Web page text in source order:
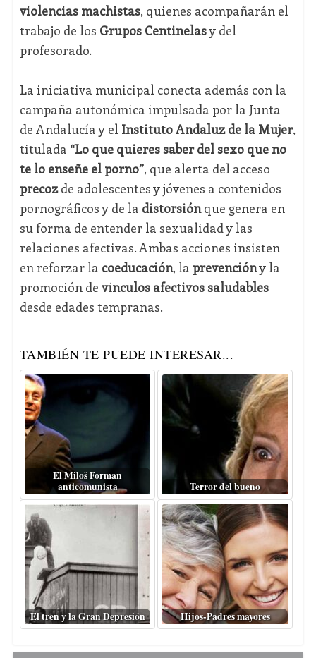
violencias machistas, quienes acompañarán el
trabajo de los Grupos Centinelasy del
profesorado.
La iniciativa municipal conecta además con la
campaña autonómica impulsada por la Junta
de Andalucía y el Instituto Andaluz de la Mujer,
titulada “Lo que quieres saber del sexo que no
te lo enseñe el porno”, que alerta del acceso
precozde adolescentes y jóvenes a contenidos
pornográficos y de la distorsiónque genera en
su forma de entender la sexualidad y las
relaciones afectivas. Ambas acciones insisten
en reforzar la coeducación, la prevencióny la
promoción de vínculos afectivos saludables
desde edades tempranas.
TAMBIÉN TE PUEDE INTERESAR...
El Miloš Forman
anticomunista
Terror del bueno
El tren y la Gran Depresión Hijos-Padres mayores